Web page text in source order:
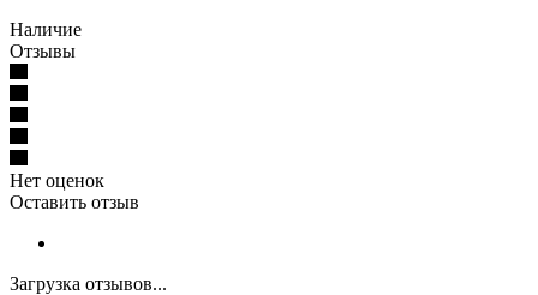
Наличие
Отзывы
Нет оценок
Оставить отзыв
Загрузка отзывов...